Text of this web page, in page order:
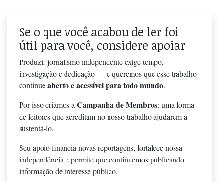
Se o que você acabou de ler foi
útil para você, considere apoiar
Produzir jornalismo independente exige tempo,
investigação e dedicação — e queremos que esse trabalho
continueaberto e acessível para todo mundo.
Por isso criamos a Campanha de Membros: uma forma
de leitores que acreditam no nosso trabalho ajudarem a
sustentá-lo.
Seu apoio financia novas reportagens, fortalece nossa
independência e permite que continuemos publicando
informação de interesse público.